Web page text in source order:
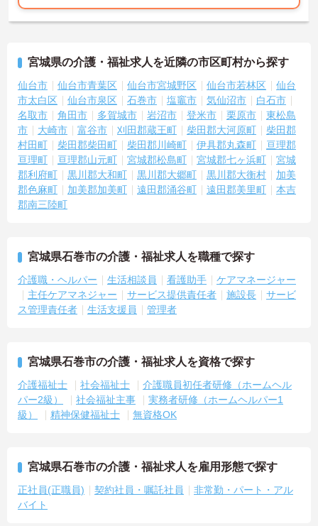
・毎月付与されるリフレッシュ休暇を活用することで連休を取得し
プライベートを充実させることができます
・産休や育休の取得実績があり子育て中のスタッフも多数在籍して
いるためお互いに協力し合える社風があります
【賞与実績最大185万円！大手法人ならではの手厚い福利厚生が魅力
です】
・頑張りをしっかりと評価し還元する過去実績最大185万円の賞与や
配偶者とお子様向けの扶養手当を支給しています
・勤続3年以上で対象となる退職金制度や宿泊費補助などを受けられ
る独自の福利厚生制度ツクイPLUSを完備しています
・社内規定の範囲内で髪色や髪型をはじめネイルやまつげエクステ
が自由であり個性を大切にしながらのびのびと働けます
・実務者研修の受講料負担や介護福祉士等の合格お祝い金支給など
・少人数ユニット単位でのお客様と距離が近い環境のなかで一人ひ
とりに寄り添った丁寧な介護を実践できます
・多様な社内研修プログラムや明確なキャリアパス制度が整備され
宮城県の介護・福祉求人を近隣の市区町村から探す
仙台市 仙台市青葉区 仙台市宮城野区 仙台市若林区
仙台
市太白区
仙台市泉区 石巻市 塩竈市 気仙沼市
白石市
名取市
角田市 多賀城市 岩沼市 登米市 栗原市
東松島
市
大崎市 富谷市 刈田郡蔵王町 柴田郡大河原町
柴田郡
村田町
柴田郡柴田町 柴田郡川崎町 伊具郡丸森町
亘理郡
亘理町
亘理郡山元町 宮城郡松島町 宮城郡七ヶ浜町
宮城
郡利府町
黒川郡大和町 黒川郡大郷町 黒川郡大衡村
加美
郡色麻町
加美郡加美町 遠田郡涌谷町 遠田郡美里町
本吉
郡南三陸町
宮城県石巻市の介護・福祉求人を職種で探す
介護職・ヘルパー 生活相談員 看護助手
ケアマネージャー
主任ケアマネジャー
サービス提供責任者 施設長
サービ
ス管理責任者
生活支援員 管理者
宮城県石巻市の介護・福祉求人を資格で探す
介護福祉士 社会福祉士
介護職員初任者研修（ホームヘル
パー2級）
社会福祉主事
実務者研修（ホームヘルパー1
級）
精神保健福祉士 無資格OK
宮城県石巻市の介護・福祉求人を雇用形態で探す
正社員(正職員) 契約社員・嘱託社員
非常勤・パート・アル
バイト